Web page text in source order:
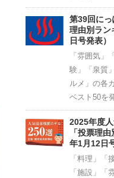
第39回に
理由別ラン
日号発表）
「雰囲気」
験」「泉質
ルメ」の各
ベスト50を
2025年度
「投票理
年1月12日
「料理」「
「施設」「